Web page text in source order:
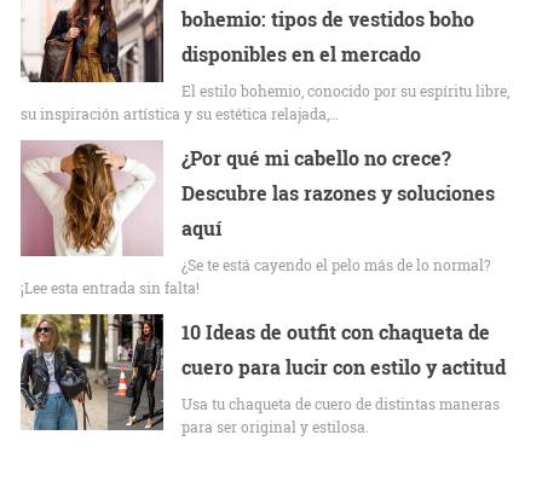
bohemio: tipos de vestidos boho
disponibles en el mercado
El estilo bohemio, conocido por su espíritu libre,
su inspiración artística y su estética relajada,…
¿Por qué mi cabello no crece?
Descubre las razones y soluciones
aquí
¿Se te está cayendo el pelo más de lo normal?
¡Lee esta entrada sin falta!
10 Ideas de outfit con chaqueta de
cuero para lucir con estilo y actitud
Usa tu chaqueta de cuero de distintas maneras
para ser original y estilosa.